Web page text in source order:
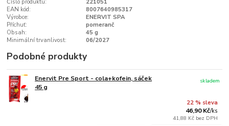
Číslo produktu:
221051
EAN kód:
8007640985317
Výrobce:
ENERVIT SPA
Příchuť:
pomeranč
Obsah:
45 g
Minimální trvanlivost:
06/2027
Podobné produkty
Enervit Pre Sport - cola+kofein, sáček
45 g
22 % sleva
46,90 Kč/ks
41,88 Kč bez DPH
skladem